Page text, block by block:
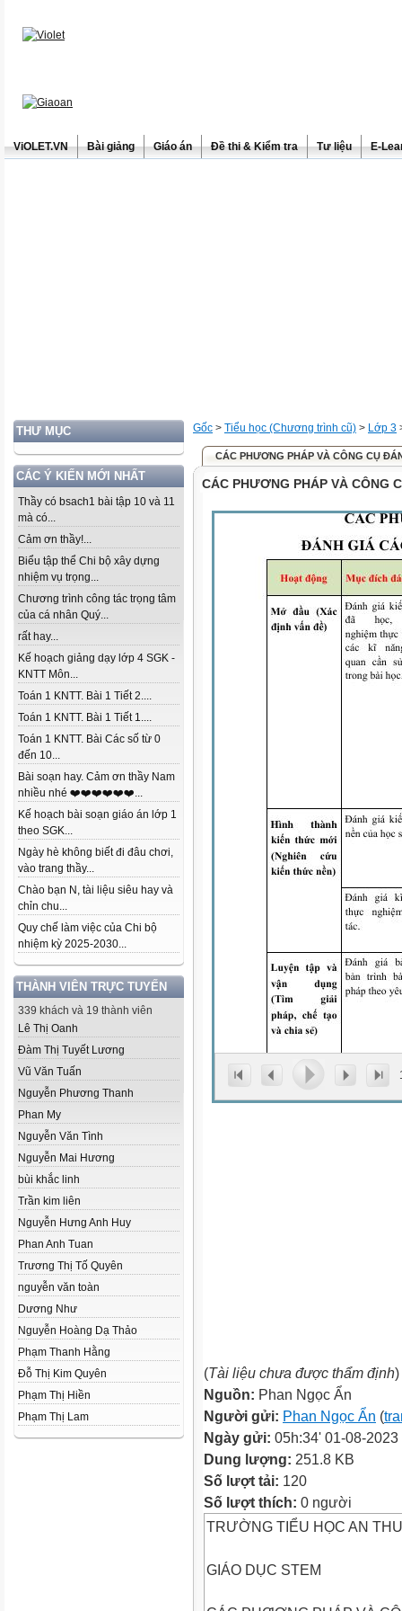
ViOLET.VN Bài giảng Giáo án Đề thi & Kiểm tra Tư liệu E-
THƯ MỤC
CÁC Ý KIẾN MỚI NHẤT
Thầy có bsach1 bài tập 10 và 11
mà có...
Cảm ơn thầy!...
Biểu tập thể Chi bộ xây dựng
nhiệm vụ trọng...
Chương trình công tác trọng tâm
của cá nhân Quý...
rất hay...
Kế hoạch giảng dạy lớp 4 SGK -
KNTT Môn...
Toán 1 KNTT. Bài 1 Tiết 2....
Toán 1 KNTT. Bài 1 Tiết 1....
Toán 1 KNTT. Bài Các số từ 0
đến 10...
Bài soạn hay. Cảm ơn thầy Nam
nhiều nhé ❤️❤️❤️❤️❤️❤️...
Kế hoạch bài soạn giáo án lớp 1
theo SGK...
Ngày hè không biết đi đâu chơi,
vào trang thầy...
Chào bạn N, tài liệu siêu hay và
chỉn chu...
Quy chế làm việc của Chi bộ
nhiệm kỳ 2025-2030...
THÀNH VIÊN TRỰC TUYẾN
339 khách và 19 thành viên
Lê Thị Oanh
Đàm Thị Tuyết Lương
Vũ Văn Tuấn
Nguyễn Phương Thanh
Phan My
Nguyễn Văn Tình
Nguyễn Mai Hương
bùi khắc linh
Trần kim liên
Nguyễn Hưng Anh Huy
Phan Anh Tuan
Trương Thị Tố Quyên
nguyễn văn toàn
Dương Như
Nguyễn Hoàng Dạ Thảo
Phạm Thanh Hằng
Đỗ Thị Kim Quyên
Phạm Thị Hiền
Phạm Thị Lam
Gốc > Tiểu học (Chương trình cũ) > Lớp 3
CÁC PHƯƠNG PHÁP VÀ CÔNG CỤ
CÁC PHƯƠNG PHÁP VÀ CÔNG
(Tài liệu chưa được thẩm định)
Nguồn: Phan Ngọc Ẩn
Người gửi: Phan Ngọc Ẩn (
Ngày gửi: 05h:34' 01-08-2023
Dung lượng: 251.8 KB
Số lượt tải: 120
Số lượt thích: 0 người
TRƯỜNG TIỂU HỌC AN
GIÁO DỤC STEM